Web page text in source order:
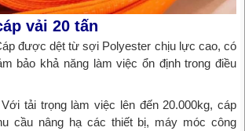
vải 20 tấn
được dệt từ sợi Polyester chịu lực cao, có
bảo khả năng làm việc ổn định trong điều
tải trọng làm việc lên đến 20.000kg, cáp
cầu nâng hạ các thiết bị, máy móc công